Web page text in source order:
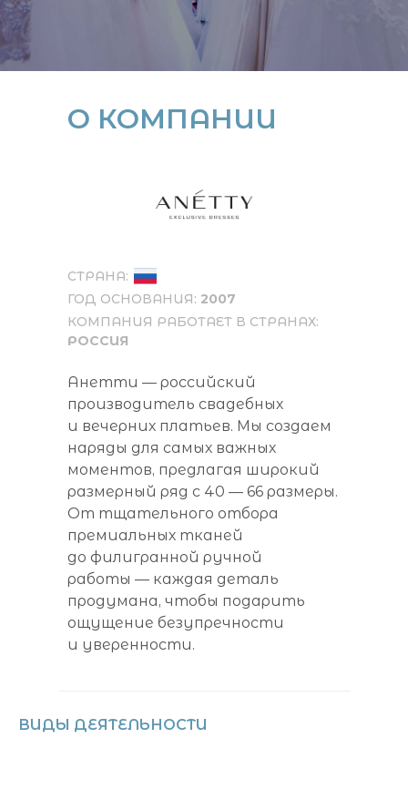
Анетти — российский
производитель свадебных
и вечерних платьев. Мы создаем
наряды для самых важных
моментов, предлагая широкий
размерный ряд с 40 — 66 размеры.
От тщательного отбора
премиальных тканей
до филигранной ручной
работы — каждая деталь
продумана, чтобы подарить
ощущение безупречности
и уверенности.
О КОМПАНИИ
ГОД ОСНОВАНИЯ: 2007
КОМПАНИЯ РАБОТАЕТ В СТРАНАХ:
РОССИЯ
СТРАНА:
ВИДЫ ДЕЯТЕЛЬНОСТИ